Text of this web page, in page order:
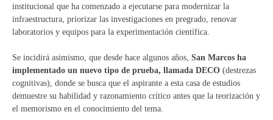
institucional que ha comenzado a ejecutarse para modernizar la
infraestructura, priorizar las investigaciones en pregrado, renovar
laboratorios y equipos para la experimentación científica.
Se incidirá asimismo, que desde hace algunos años, San Marcos ha
implementado un nuevo tipo de prueba, llamada DECO (destrezas
cognitivas), donde se busca que el aspirante a esta casa de estudios
demuestre su habilidad y razonamiento crítico antes que la teorización y
el memorismo en el conocimiento del tema.